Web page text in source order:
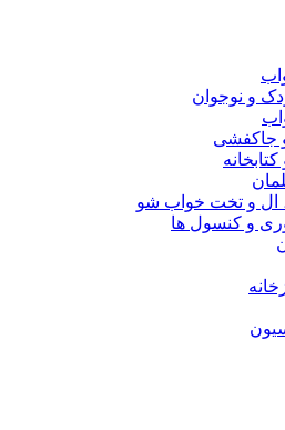
و نوجوان
جاکفشی
ال و تخت خواب شو
و کنسول ها